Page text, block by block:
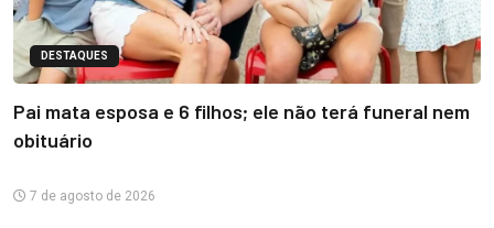
DESTAQUES
Pai mata esposa e 6 filhos; ele não terá funeral nem
obituário
7 de agosto de 2026